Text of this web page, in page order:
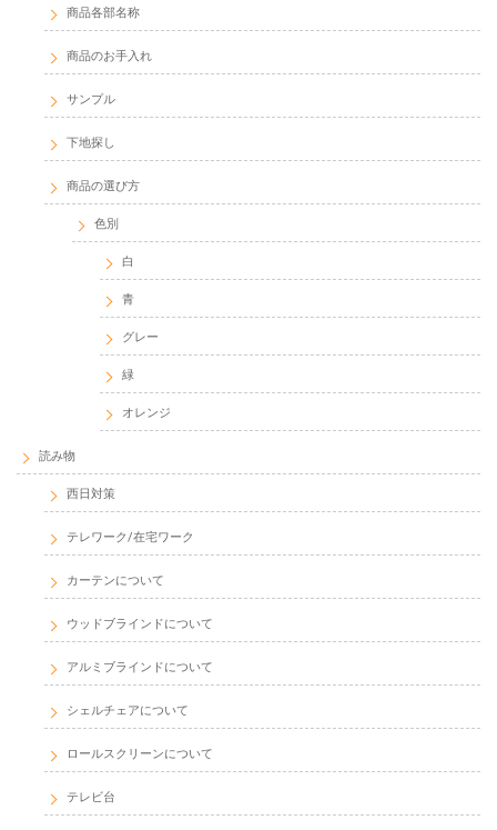
商品各部名称
商品のお手入れ
サンプル
下地探し
商品の選び方
色別
白
青
グレー
緑
オレンジ
読み物
西日対策
テレワーク/在宅ワーク
カーテンについて
ウッドブラインドについて
アルミブラインドについて
シェルチェアについて
ロールスクリーンについて
テレビ台